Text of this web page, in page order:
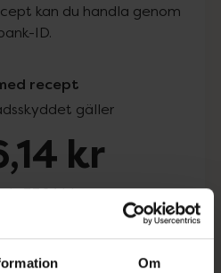
Om
kan du handla genom
ID.
recept
gäller
kr
556,14 kr
recept